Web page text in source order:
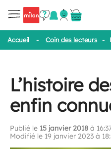
Accueil - Coin des lecteurs -
L’histoire
enfin
Publié le 15 janvier 2018 à
Modifié le 19 janvier 2023 à